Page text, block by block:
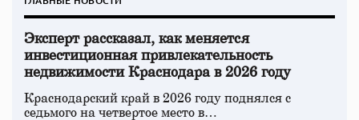
Эксперт рассказал, как меняется
инвестиционная привлекательность
недвижимости Краснодара в 2026 году
Краснодарский край в 2026 году поднялся с
седьмого на четвертое место в…